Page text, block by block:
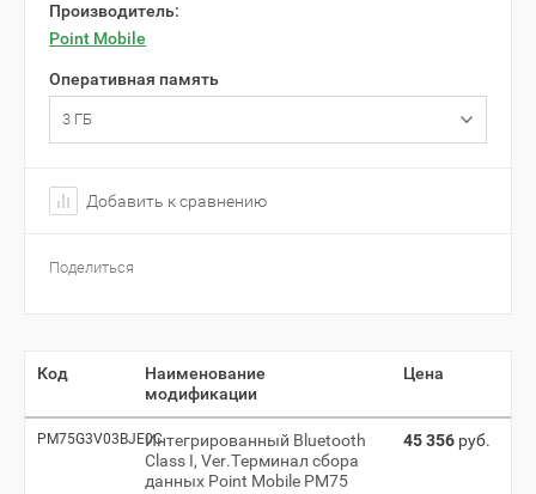
Производитель:
Point Mobile
Оперативная память
3 ГБ
Добавить к сравнению
Поделиться
Код
Наименование
модификации
Цена
PM75G3V03BJE0CИнтегрированный Bluetooth
Class I, Ver.Терминал сбора
данных Point Mobile PM75
45 356 руб.